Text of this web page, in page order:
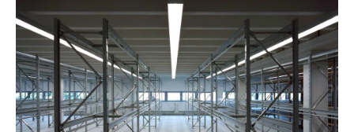
Kontakt